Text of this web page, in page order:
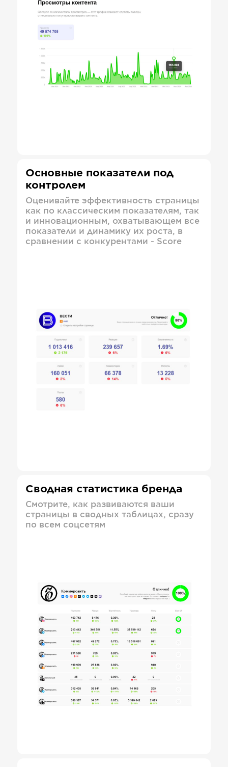
Основные показатели под
контролем
Оценивайте эффективность страницы
как по классическим показателям, так
и инновационным, охватывающем все
показатели и динамику их роста, в
сравнении с конкурентами - Score
Сводная статистика бренда
Смотрите, как развиваются ваши
страницы в сводных таблицах, сразу
по всем соцсетям